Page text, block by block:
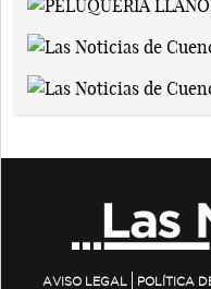
AVISO LEGAL POLÍTICA